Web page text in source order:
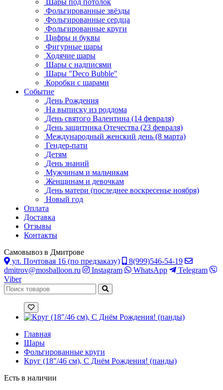
Шары под потолок
Фольгированные звёзды
Фольгированные сердца
Фольгированные круги
Цифры и буквы
Фигурные шары
Ходячие шары
Шары с надписями
Шары "Deco Bubble"
Коробки с шарами
Событие
День Рождения
На выписку из роддома
День святого Валентина (14 февраля)
День защитника Отечества (23 февраля)
Международный женский день (8 марта)
Гендер-пати
Детям
День знаний
Мужчинам и мальчикам
Женщинам и девочкам
День матери (последнее воскресенье ноября)
Новый год
Оплата
Доставка
Отзывы
Контакты
Самовывоз в Дмитрове
ул. Почтовая 16 (по предзаказу)
8(999)546-54-19
dmitrov@mosballoon.ru
Instagram WhatsApp
Telegram
Viber
Главная
Шары
Фольгированные круги
Круг (18"/46 см), С Днём Рождения! (панды)
Есть в наличии